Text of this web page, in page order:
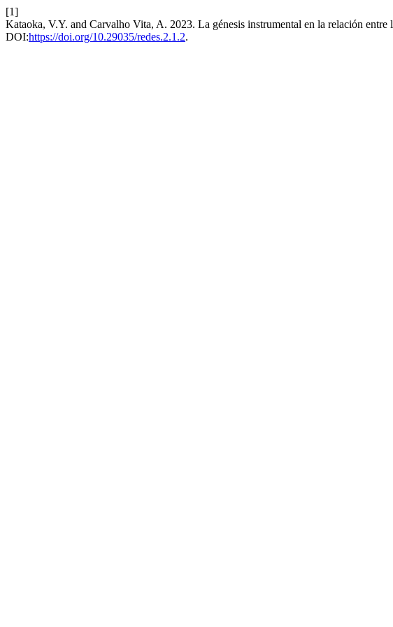
[1]
Kataoka, V.Y. and Carvalho Vita, A. 2023. La génesis instrumental en la relación
DOI:https://doi.org/10.29035/redes.2.1.2.